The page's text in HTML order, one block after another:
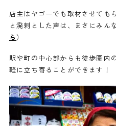
店主はヤゴーでも取材させても
と溌剌とした声は、まさにみん
ら ）
駅や町の中心部からも徒歩圏内
軽に立ち寄ることができます！